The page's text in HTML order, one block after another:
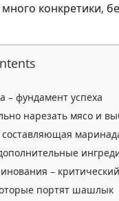
конкретики,
– фундамент успеха
нарезать мясо и
маринада –
ингредиенты –
–
портят шашлык